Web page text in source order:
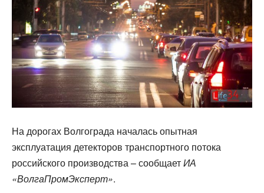
На дорогах Волгограда началась опытная
эксплуатация детекторов транспортного потока
российского производства – сообщаетИА
«ВолгаПромЭксперт».